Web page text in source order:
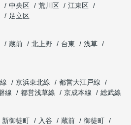
中央区 荒川区
江東区
足立区
蔵前 北上野 台東
浅草
京浜東北線
都営大江戸線
線 都営浅草線 京成本線
総武線
新御徒町 入谷 蔵前
御徒町